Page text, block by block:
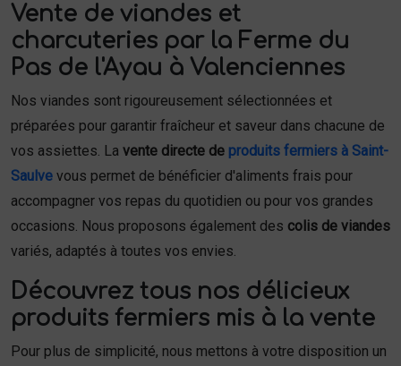
Vente de viandes et
charcuteries par la Ferme du
Pas de l'Ayau à Valenciennes
Nos viandes sont rigoureusement sélectionnées et
préparées pour garantir fraîcheur et saveur dans chacune de
vos assiettes. La vente directe de produits fermiers à Saint-
Saulve vous permet de bénéficier d'aliments frais pour
accompagner vos repas du quotidien ou pour vos grandes
occasions. Nous proposons également des colis de viandes
variés, adaptés à toutes vos envies.
Découvrez tous nos délicieux
produits fermiers mis à la vente
Pour plus de simplicité, nous mettons à votre disposition un